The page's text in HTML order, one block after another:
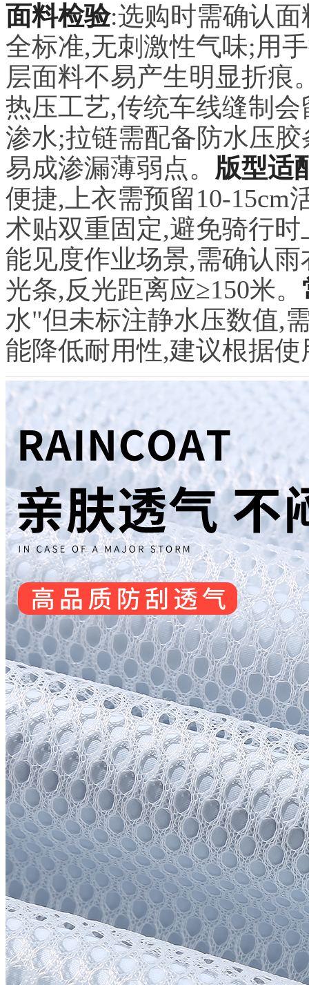
面料检验:选购时需确认面
全标准,无刺激性气味;用
层面料不易产生明显折痕
热压工艺,传统车线缝制
渗水;拉链需配备防水压
易成渗漏薄弱点。 版型适
便捷,上衣需预留10-15cm
术贴双重固定,避免骑行时
能见度作业场景,需确认
光条,反光距离应≥150米。
水"但未标注静水压数值,
能降低耐用性,建议根据